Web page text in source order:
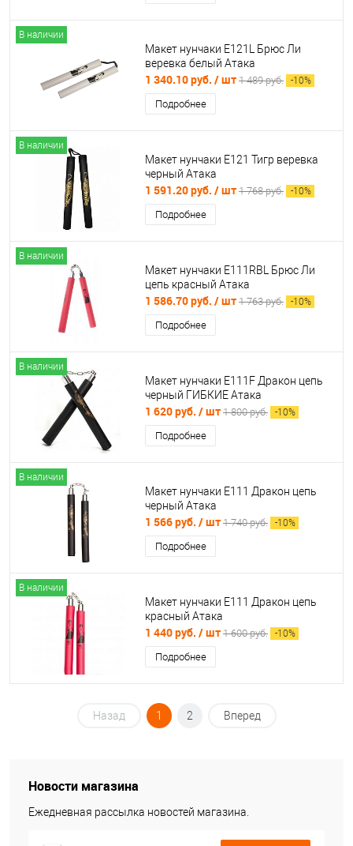
В наличии
Макет нунчаки E121L Брюс Ли
веревка белый Атака
1 340.10 руб. / шт 1 489 руб. -10%
Подробнее
В наличии
Макет нунчаки E121 Тигр веревка
черный Атака
1 591.20 руб. / шт 1 768 руб. -10%
Подробнее
В наличии
Макет нунчаки E111RBL Брюс Ли
цепь красный Атака
1 586.70 руб. / шт 1 763 руб. -10%
Подробнее
В наличии
Макет нунчаки E111F Дракон цепь
черный ГИБКИЕ Атака
1 620 руб. / шт 1 800 руб. -10%
Подробнее
В наличии
Макет нунчаки E111 Дракон цепь
черный Атака
1 566 руб. / шт 1 740 руб. -10%
Подробнее
В наличии
Макет нунчаки E111 Дракон цепь
красный Атака
1 440 руб. / шт 1 600 руб. -10%
Подробнее
Назад 1 2 Вперед
Новости магазина
Ежедневная рассылка новостей магазина.